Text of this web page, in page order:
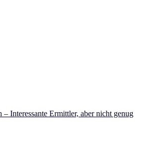
– Interessante Ermittler, aber nicht genug